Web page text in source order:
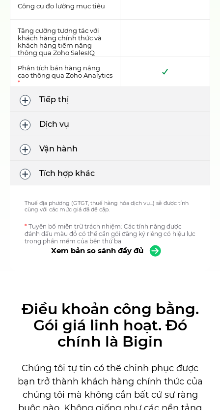
Công cụ đo lường mục tiêu
Tăng cường tương tác với
khách hàng chính thức và
khách hàng tiềm năng
thông qua Zoho SalesIQ
Phân tích bán hàng nâng
cao thông qua Zoho Analytics
*
Tiếp thị
Dịch vụ
Vận hành
Tích hợp khác
Thuế địa phương (GTGT, thuế hàng hóa dịch vụ...) sẽ được tính
cùng với các mức giá đã đề cập.
* Tuyên bố miễn trừ trách nhiệm: Các tính năng được
đánh dấu màu đỏ có thể cần gói đăng ký riêng có hiệu lực
trong phần mềm của bên thứ ba
Xem bản so sánh đầy đủ
Điều khoản công bằng.
Gói giá linh hoạt. Đó
chính là Bigin
Chúng tôi tự tin có thể chinh phục được
bạn trở thành khách hàng chính thức của
chúng tôi mà không cần bất cứ sự ràng